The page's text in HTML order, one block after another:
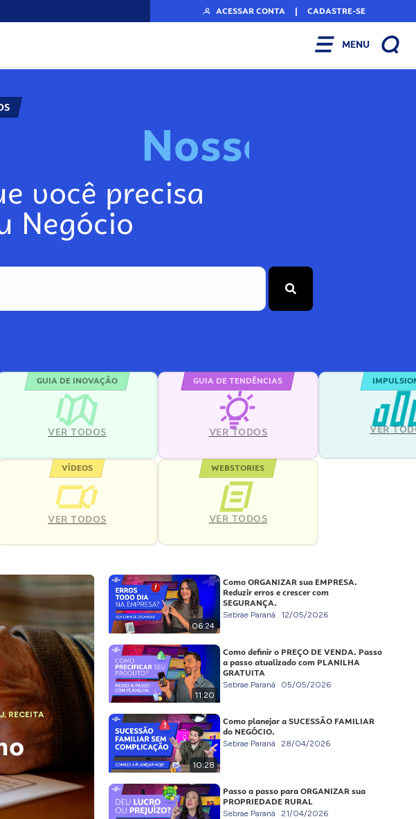
ACESSAR CONTA | CADASTRE-SE
MENU
Nosso
você precisa
Negócio
GUIA DE INOVAÇÃO
VER TODOS
GUIA DE TENDÊNCIAS
VER TODOS VER
VÍDEOS
VER TODOS
WEBSTORIES
VER TODOS
,RECEITA
06:24
Como ORGANIZAR sua EMPRESA.
Reduzir erros e crescer com
SEGURANÇA.
Sebrae Paraná 12/05/2026
11:20
Como definir o PREÇO DE VENDA. Passo
a passo atualizado com PLANILHA
GRATUITA
Sebrae Paraná 05/05/2026
10:28
Como planejar a SUCESSÃO FAMILIAR
do NEGÓCIO.
Sebrae Paraná 28/04/2026
Passo a passo para ORGANIZAR sua
PROPRIEDADE RURAL
Sebrae Paraná 21/04/2026